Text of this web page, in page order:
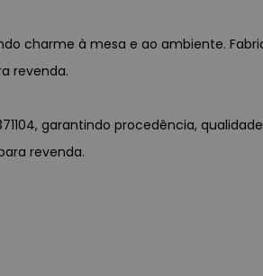
charme à mesa e ao ambiente.
revenda.
garantindo procedência,
revenda.